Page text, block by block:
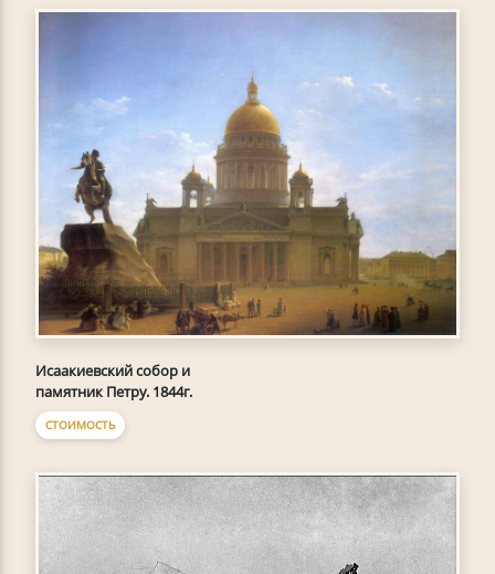
Исаакиевский собор и
памятник Петру. 1844г.
СТОИМОСТЬ